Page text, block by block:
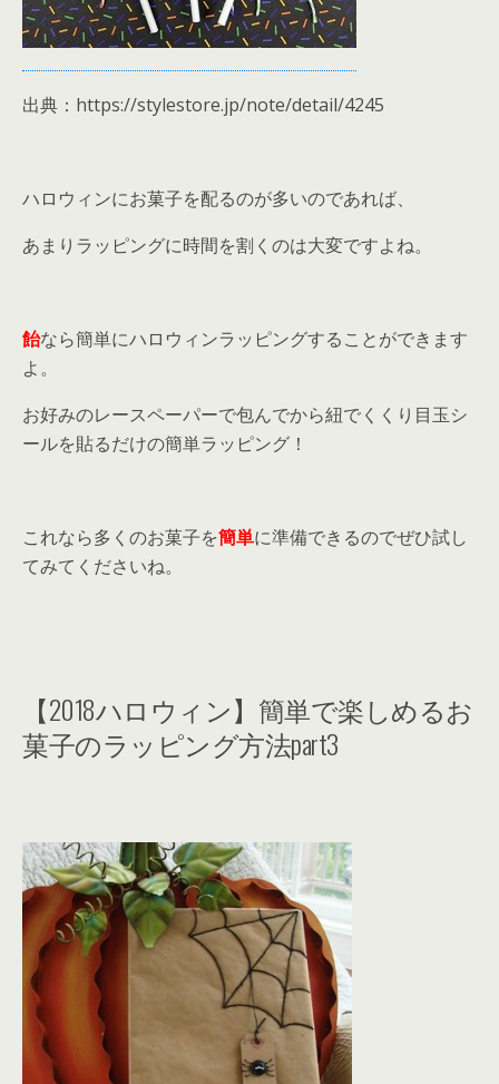
出典：https://stylestore.jp/note/detail/4245
ハロウィンにお菓子を配るのが多いのであれば、
あまりラッピングに時間を割くのは大変ですよね。
飴なら簡単にハロウィンラッピングすることができます
よ。
お好みのレースペーパーで包んでから紐でくくり目玉シ
ールを貼るだけの簡単ラッピング！
これなら多くのお菓子を簡単に準備できるのでぜひ試し
てみてくださいね。
【2018ハロウィン】簡単で楽しめるお
菓子のラッピング方法part3